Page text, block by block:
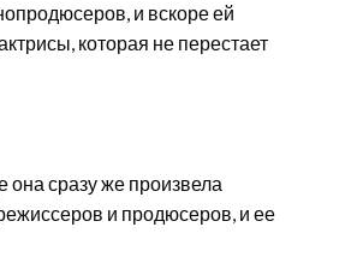
и вскоре ей
которая не перестает
она сразу же произвела
и продюсеров, и ее